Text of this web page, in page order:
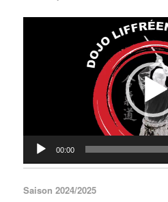
00:00
Saison 2024/2025